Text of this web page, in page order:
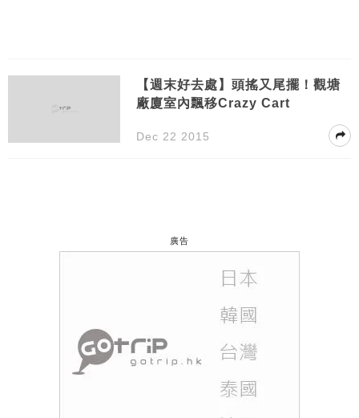
【週末好去處】頭搖又尾擺！觀塘
廠廈室內飄移Crazy Cart
Dec 22 2015
廣告